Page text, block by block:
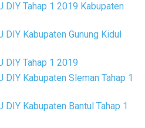
DIY Tahap 1 2019 Kabupaten
Kabupaten Gunung Kidul
DIY Tahap 1 2019
DIY Kabupaten Sleman Tahap 1
DIY Kabupaten Bantul Tahap 1